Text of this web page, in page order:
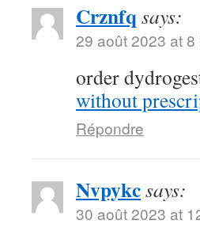
Crznfq says:
29 août 2023 at 8
order
without
Répondre
Nvpykcsays:
30 août 2023 at